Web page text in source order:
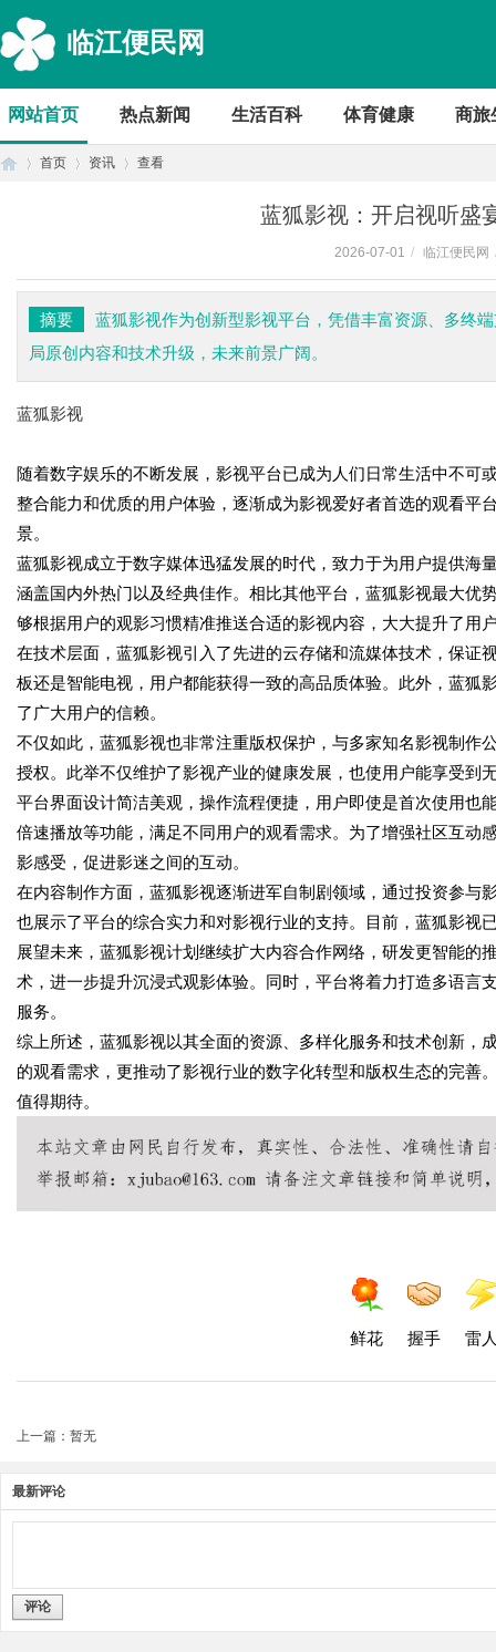
临江便民网
网站首页 热点新闻 生活百科 体育健康 商旅
首页 资讯 查看
蓝狐影视：开启视听盛
2026-07-01 / 临江便民网
摘要
蓝狐影视作为创新型影视平台，凭借丰富资源、多终
局原创内容和技术升级，未来前景广阔。
蓝狐影视
随着数字娱乐的不断发展，影视平台已成为人们日常生活中不
整合能力和优质的用户体验，逐渐成为影视爱好者首选的观看平
景。
蓝狐影视成立于数字媒体迅猛发展的时代，致力于为用户提供海
涵盖国内外热门以及经典佳作。相比其他平台，蓝狐影视最大优
够根据用户的观影习惯精准推送合适的影视内容，大大提升了用
在技术层面，蓝狐影视引入了先进的云存储和流媒体技术，保证
板还是智能电视，用户都能获得一致的高品质体验。此外，蓝狐
了广大用户的信赖。
不仅如此，蓝狐影视也非常注重版权保护，与多家知名影视制作
授权。此举不仅维护了影视产业的健康发展，也使用户能享受到
平台界面设计简洁美观，操作流程便捷，用户即使是首次使用也
倍速播放等功能，满足不同用户的观看需求。为了增强社区互动
影感受，促进影迷之间的互动。
在内容制作方面，蓝狐影视逐渐进军自制剧领域，通过投资参与
也展示了平台的综合实力和对影视行业的支持。目前，蓝狐影视
展望未来，蓝狐影视计划继续扩大内容合作网络，研发更智能
术，进一步提升沉浸式观影体验。同时，平台将着力打造多语言
服务。
综上所述，蓝狐影视以其全面的资源、多样化服务和技术创新，
的观看需求，更推动了影视行业的数字化转型和版权生态的完
值得期待。
鲜花 握手 雷
上一篇：暂无
最新评论
评论